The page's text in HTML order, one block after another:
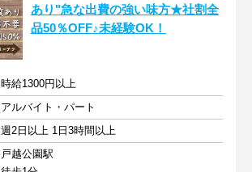
あり"急な出費の強い味方★社割全
品50％OFF♪未経験OK！
時給1300円以上
アルバイト・パート
週2日以上 1日3時間以上
戸越公園駅